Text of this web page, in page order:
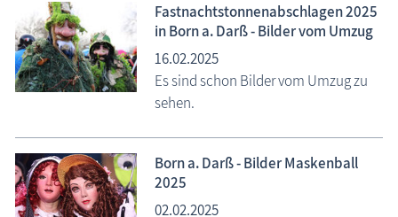
Fastnachtstonnenabschlagen 2025
in Born a. Darß - Bilder vom Umzug
16.02.2025
Es sind schon Bilder vom Umzug zu
sehen.
Born a. Darß - Bilder Maskenball
2025
02.02.2025